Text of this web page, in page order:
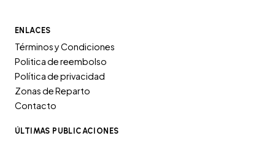
ENLACES
Términos y Condiciones
Politica de reembolso
Política de privacidad
Zonas de Reparto
Contacto
ÚLTIMAS PUBLICACIONES